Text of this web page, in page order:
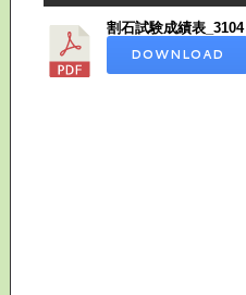
割石試験成績表_3104
DOWNLOAD